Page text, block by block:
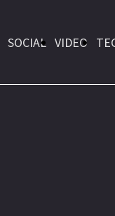
SOCIAL VIDEO